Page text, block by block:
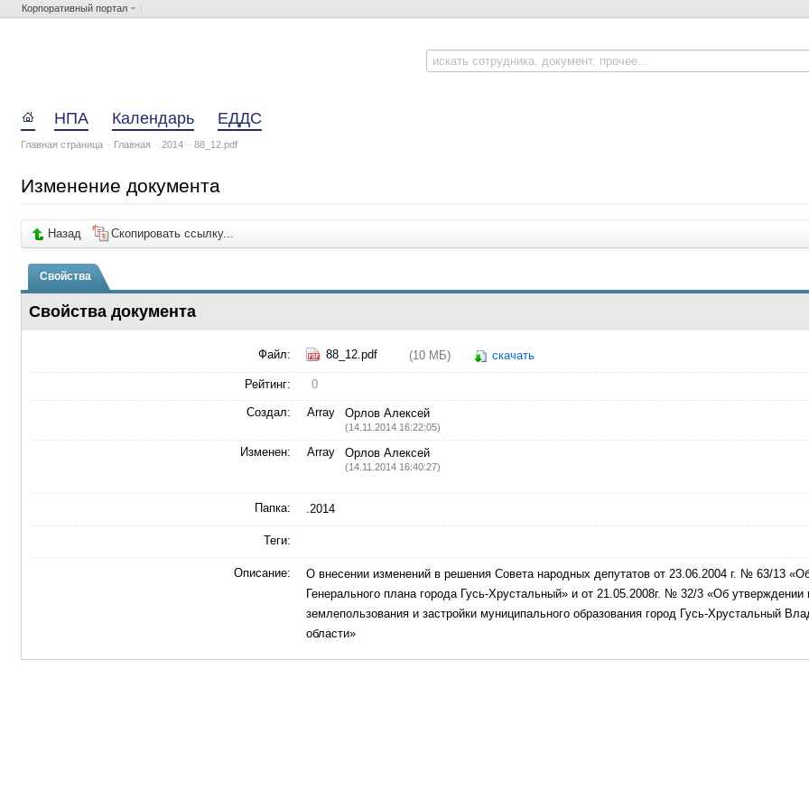
Корпоративный портал
НПА Календарь ЕДДС
Главная страница Главная 2014 88_12.pdf
Изменение документа
Назад Скопировать ссылку...
Свойства
Свойства документа
Файл: 88_12.pdf (10 МБ) скачать
Рейтинг: 0
Cоздал: Array Орлов Алексей
(14.11.2014 16:22:05)
Изменен: Array Орлов Алексей
(14.11.2014 16:40:27)
Папка: .2014
Теги:
Описание:
О внесении изменений в решения Совета народных депутатов от 23.06.2004 г. № 63/13
Генерального плана города Гусь-Хрустальный» и от 21.05.2008г. № 32/3 «Об утверждении
землепользования и застройки муниципального образования город Гусь-Хрустальный
области»